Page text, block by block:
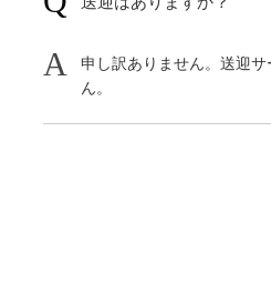
申し訳ありません。送迎
ん。